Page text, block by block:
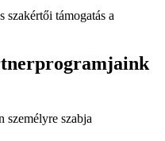
szakértői támogatás a
személyre szabja